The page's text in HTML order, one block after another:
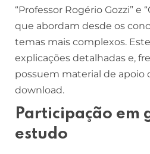
“Professor Rogério Gozzi” e
que abordam desde os
temas mais complexos.
explicações detalhadas e,
possuem material de apoio
download.
Participação em
estudo